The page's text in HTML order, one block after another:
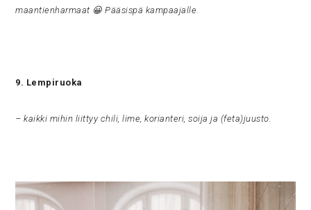
maantienharmaat 😀 Pääsispä kampaajalle.
9. Lempiruoka
– kaikki mihin liittyy chili, lime, korianteri, soija ja (feta)juusto.